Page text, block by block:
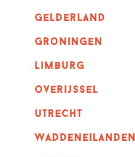
Gelderland
Groningen
Limburg
overijssel
utrecht
Waddeneilanden